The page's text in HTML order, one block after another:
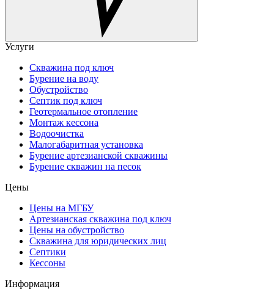
Услуги
Скважина под ключ
Бурение на воду
Обустройство
Септик под ключ
Геотермальное отопление
Монтаж кессона
Водоочистка
Малогабаритная установка
Бурение артезианской скважины
Бурение скважин на песок
Цены
Цены на МГБУ
Артезианская скважина под ключ
Цены на обустройство
Скважина для юридических лиц
Септики
Кессоны
Информация